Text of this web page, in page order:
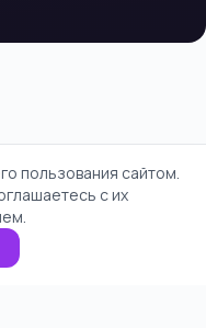
пользования сайтом.
с их